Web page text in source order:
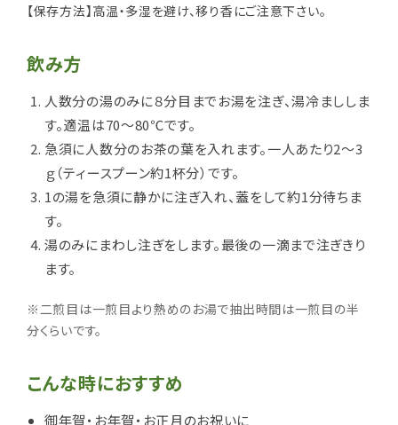
【保存方法】高温・多湿を避け、移り香にご注意下さい。
飲み方
人数分の湯のみに８分目までお湯を注ぎ、湯冷まししま
す。適温は70～80℃です。
急須に人数分のお茶の葉を入れます。一人あたり2～3
ｇ（ティースプーン約1杯分）です。
1の湯を急須に静かに注ぎ入れ、蓋をして約1分待ちま
す。
湯のみにまわし注ぎをします。最後の一滴まで注ぎきり
ます。
※二煎目は一煎目より熱めのお湯で抽出時間は一煎目の半
分くらいです。
こんな時におすすめ
御年賀・お年賀・お正月のお祝いに